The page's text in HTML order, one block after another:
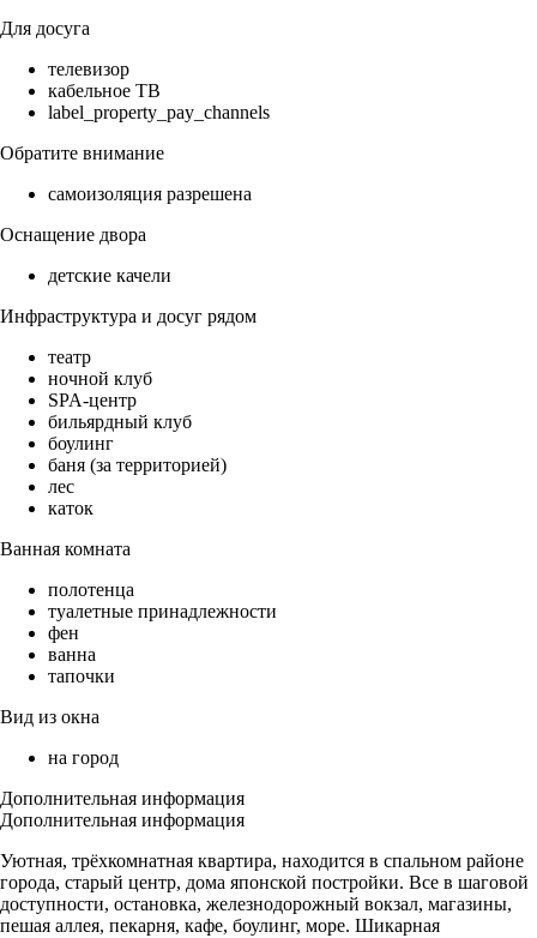
Для досуга
телевизор
кабельное ТВ
label_property_pay_channels
Обратите внимание
самоизоляция разрешена
Оснащение двора
детские качели
Инфраструктура и досуг рядом
театр
ночной клуб
SPA-центр
бильярдный клуб
боулинг
баня (за территорией)
лес
каток
Ванная комната
полотенца
туалетные принадлежности
фен
ванна
тапочки
Вид из окна
на город
Дополнительная информация
Дополнительная информация
Уютная, трёхкомнатная квартира, находится в спальном районе
города, старый центр, дома японской постройки. Все в шаговой
доступности, остановка, железнодорожный вокзал, магазины,
пешая аллея, пекарня, кафе, боулинг, море. Шикарная